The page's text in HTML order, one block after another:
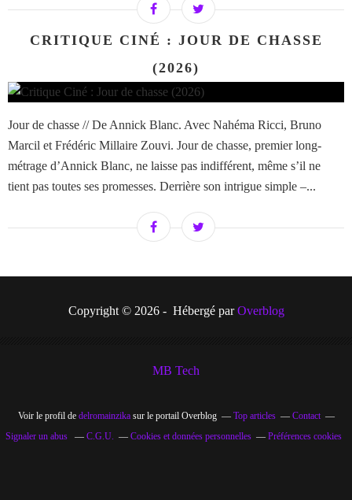
CRITIQUE CINÉ : JOUR DE CHASSE
(2026)
Jour de chasse // De Annick Blanc. Avec Nahéma Ricci, Bruno
Marcil et Frédéric Millaire Zouvi. Jour de chasse, premier long-
métrage d’Annick Blanc, ne laisse pas indifférent, même s’il ne
tient pas toutes ses promesses. Derrière son intrigue simple –...
Copyright © 2026 - Hébergé parOverblog
MB Tech
Voir le profil de delromainzikasur le portail Overblog Top articles
Contact
Signaler un abus
C.G.U. Cookies et données personnelles Préférences cookies